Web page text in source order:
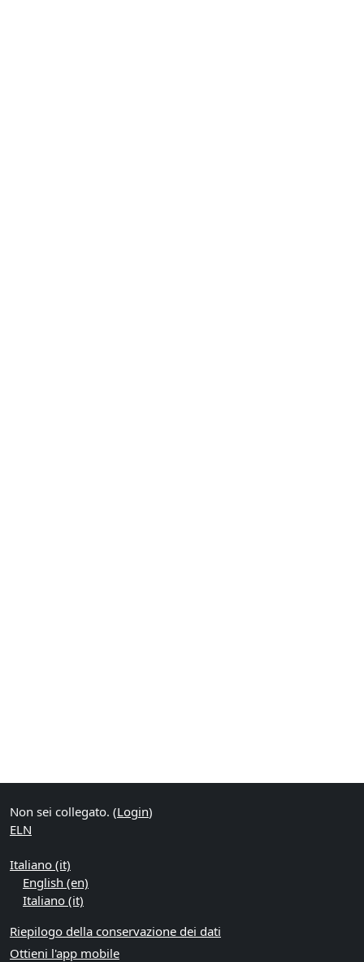
Non sei collegato. (Login)
ELN
Italiano ‎(it)‎
English ‎(en)‎
Italiano ‎(it)‎
Riepilogo della conservazione dei dati
Ottieni l'app mobile